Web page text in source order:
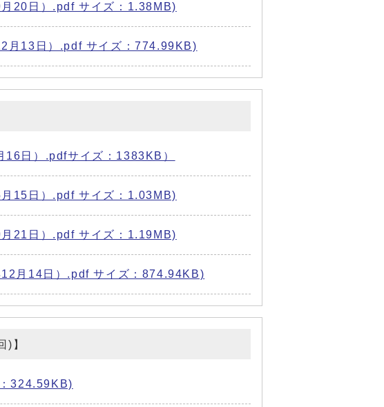
20日）.pdf サイズ：1.38MB)
月13日）.pdf サイズ：774.99KB)
日）.pdfサイズ：1383KB）
15日）.pdf サイズ：1.03MB)
21日）.pdf サイズ：1.19MB)
月14日）.pdf サイズ：874.94KB)
)】
324.59KB)